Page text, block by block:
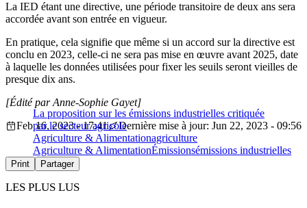
La IED étant une directive, une période transitoire de deux ans sera
accordée avant son entrée en vigueur.
En pratique, cela signifie que même si un accord sur la directive est
conclu en 2023, celle-ci ne sera pas mise en œuvre avant 2025, date
à laquelle les données utilisées pour fixer les seuils seront vieilles de
presque dix ans.
La proposition sur les émissions industrielles critiquée
par le secteur agricole
[Édité par Anne-Sophie Gayet]
Feb 16, 2023 - 17:41
Dernière mise à jour: Jun 22, 2023 - 09:56
Agriculture & Alimentationagriculture
Agriculture & AlimentationÉmissionsémissions industrielles
Print Partager
LES PLUS LUS